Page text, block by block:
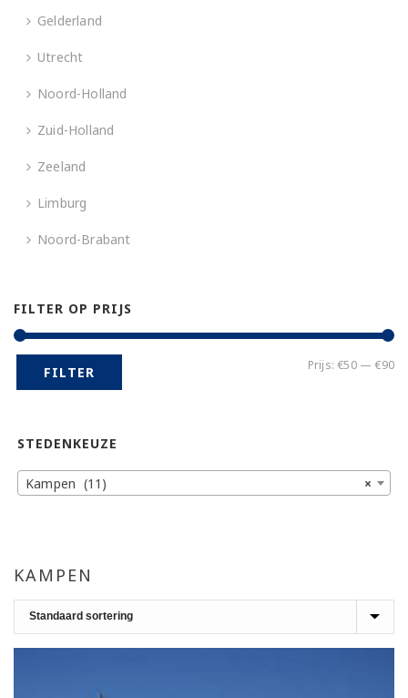
KAMPEN
Gelderland
Utrecht
Noord-Holland
Zuid-Holland
Zeeland
Limburg
Noord-Brabant
FILTER OP PRIJS
FILTER Prijs:€50—€90
STEDENKEUZE
×
Kampen (11)